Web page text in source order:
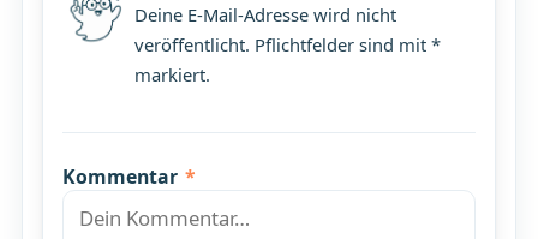
Deine E-Mail-Adresse wird nicht
veröffentlicht. Pflichtfelder sind mit *
markiert.
Kommentar *